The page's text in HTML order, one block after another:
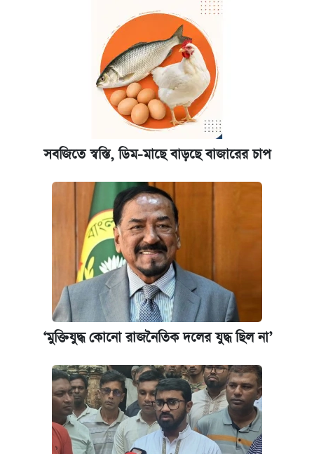
কবে শুরু হচ্ছে ঢাবির ভর্তি আবেদন, জানাল কর্তৃপক্ষ
নবম জাতীয় পে-স্কেল নিয়ে সর্বশেষ যা জানা গেল
আজকের বাজারে স্বর্ণের দাম (৪ আগস্ট)
আজকের বাজারে স্বর্ণ-রুপার দাম (৫ আগস্ট)
কবে হবে মেডিকেল ভর্তি পরীক্ষা, জানা গেল যা
পাঁচ দপ্তরে নতুন সচিব নিয়োগ দিল সরকার
রাষ্ট্রবিরোধী কর্মকাণ্ড: ঢাবির কয়েকজন শিক্ষকের
বিরুদ্ধে ব্যবস্থা
আজকের বাজারে স্বর্ণের দাম (৬ আগস্ট)
কেমব্রিজ বিশ্ববিদ্যালয়ের এমবিএ স্কলারশিপে
আবেদন শুরু
সবজিতে স্বস্তি, ডিম-মাছে বাড়ছে বাজারের চাপ
‘মুক্তিযুদ্ধ কোনো রাজনৈতিক দলের যুদ্ধ ছিল না’